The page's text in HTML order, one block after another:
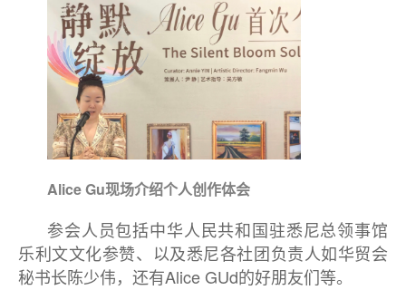
Alice Gu现场介绍个人创作体会
参会人员包括中华人民共和国驻悉尼总领事馆
乐利文文化参赞、以及悉尼各社团负责人如华贸会
秘书长陈少伟，还有Alice GUd的好朋友们等。